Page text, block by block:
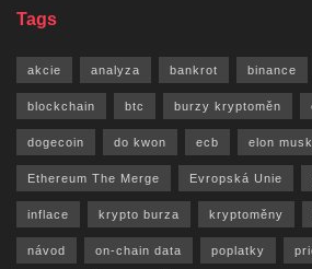
Tags
akcie analyza bankrot binance
blockchain btc burzy kryptoměn
dogecoin do kwon ecb elon musk
Ethereum The Merge Evropská Unie
inflace krypto burza kryptoměny
návod on-chain data poplatky